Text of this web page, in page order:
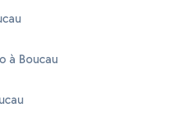
à Boucau